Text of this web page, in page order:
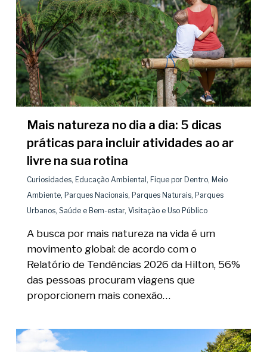
Mais natureza no dia a dia: 5 dicas
práticas para incluir atividades ao ar
livre na sua rotina
Curiosidades, Educação Ambiental , Fique por Dentro, Meio
Ambiente, Parques Nacionais, Parques Naturais, Parques
Urbanos, Saúde e Bem-estar, Visitação e Uso Público
A busca por mais natureza na vida é um
movimento global: de acordo com o
Relatório de Tendências 2026 da Hilton, 56%
das pessoas procuram viagens que
proporcionem mais conexão…